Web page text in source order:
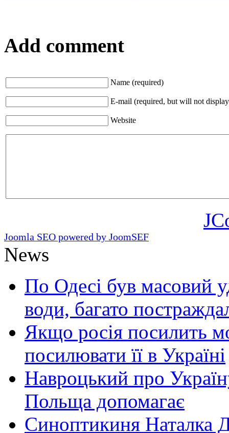
Add comment
Name (required)
E-mail (required, but will not
Website
Joomla SEO powered by JoomSEF
News
По Одесі був масовий
води, багато
Якщо росія посилить
посилювати її в Україні
Навроцький про
Польща допомагає
Синоптикиня Наталка